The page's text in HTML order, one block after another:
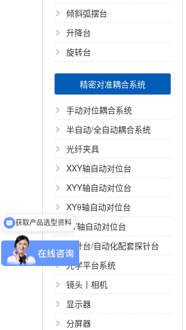
倾斜弧摆台
升降台
旋转台
精密对准耦合系统
手动对位耦合系统
半自动/全自动耦合系统
光纤夹具
XXY轴自动对位台
XYY轴自动对位台
XYθ轴自动对位台
XY轴自动对位台
探针台/自动化配套探针台
光学平台系统
镜头丨相机
显示器
分屏器
获取产品选型资料
获取价格